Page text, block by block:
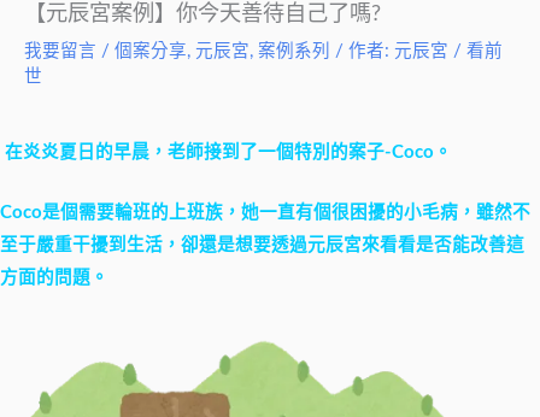
【元辰宮案例】你今天善待自己了嗎?
我要留言 / 個案分享, 元辰宮, 案例系列 / 作者: 元辰宮 / 看前
世
在炎炎夏日的早晨，老師接到了一個特別的案子-Coco。
Coco是個需要輪班的上班族，她一直有個很困擾的小毛病，雖然不
至于嚴重干擾到生活，卻還是想要透過元辰宮來看看是否能改善這
方面的問題。